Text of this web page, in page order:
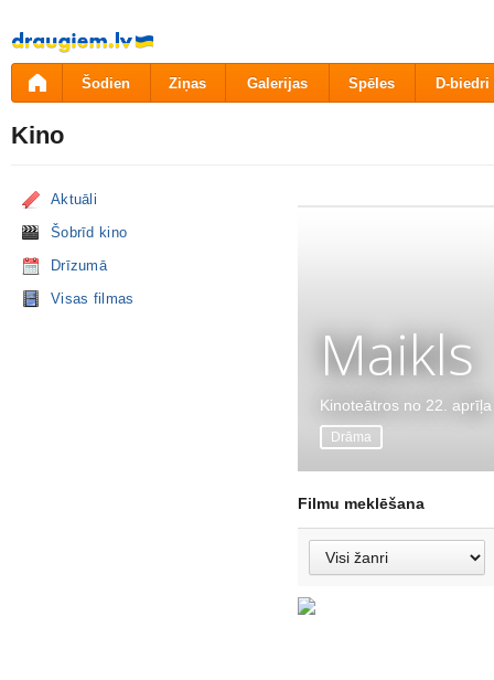
Pāriet
uz
saturu
Šodien Ziņas Galerijas Spēles D-biedri
Kino
Aktuāli
Šobrīd kino
Drīzumā
Visas filmas
Maikls
Kinoteātros no 22. aprīļa
Drāma
Filmu meklēšana